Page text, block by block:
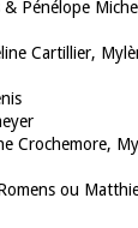
& Pénélope
Cartillier,
Crochemore,
ou